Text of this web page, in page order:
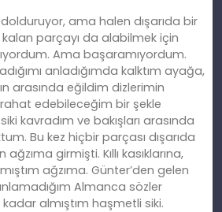
dolduruyor, ama halen dışarıda bir
kalan parçayı da alabilmek için
Ama başaramıyordum.
anladığımda kalktım ayağa,
arasında eğildim dizlerimin
edebileceğim bir şekle
kavradım ve bakışları arasında
Bu kez hiçbir parçası dışarıda
girmişti. Kıllı kasıklarına,
ağzıma. Günter’den gelen
Almanca sözler
almıştım haşmetli siki.